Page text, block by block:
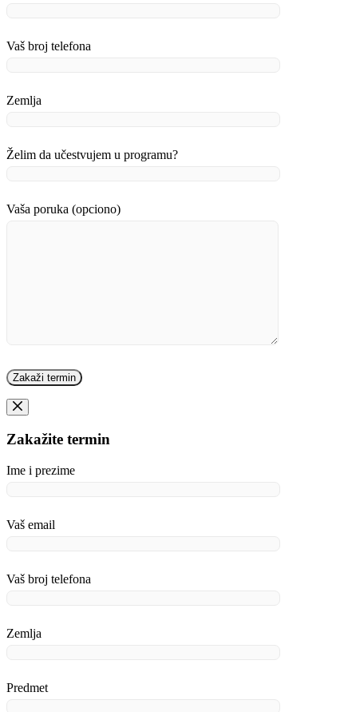
Vaš broj telefona
Zemlja
Želim da učestvujem u programu?
Vaša poruka (opciono)
Zakažite termin
Ime i prezime
Vaš email
Vaš broj telefona
Zemlja
Predmet